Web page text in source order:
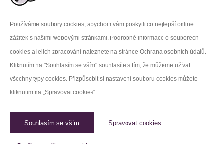
Používáme soubory cookies, abychom vám poskytli co nejlepší online
zážitek s našimi webovými stránkami. Podrobné informace o souborech
cookies a jejich zpracování naleznete na stránce Ochrana osobních údajů.
Kliknutím na "Souhlasím se vším" souhlasíte s tím, že můžeme užívat
všechny typy cookies. Přizpůsobit si nastavení souboru cookies můžete
kliknutím na „Spravovat cookies“.
Souhlasím se vším Spravovat cookies
Facebook Youtube
LinkedIn